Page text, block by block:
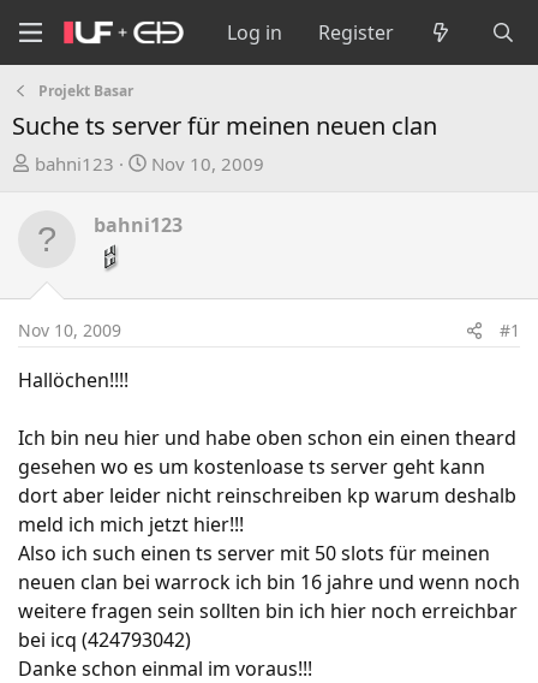
Log in Register
Projekt Basar
Suche ts server für meinen neuen clan
T
e
d
t
a
t
e
r
bahni123
S
a
d
t
Nov 10, 2009
bahni123
Nov 10, 2009 #1
Hallöchen!!!!
Ich bin neu hier und habe oben schon ein einen theard
gesehen wo es um kostenloase ts server geht kann
dort aber leider nicht reinschreiben kp warum deshalb
meld ich mich jetzt hier!!!
Also ich such einen ts server mit 50 slots für meinen
neuen clan bei warrock ich bin 16 jahre und wenn noch
weitere fragen sein sollten bin ich hier noch erreichbar
bei icq (424793042)
Danke schon einmal im voraus!!!